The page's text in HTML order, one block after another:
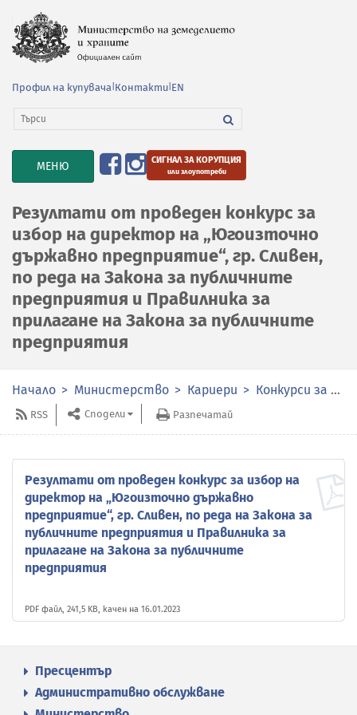
Профил на купувача Контакти EN
TOGGLE
NAVIGATION
МЕНЮ СИГНАЛ ЗА КОРУПЦИЯ
или злоупотреби
Резултати от проведен конкурс за
избор на директор на „Югоизточно
държавно предприятие“, гр. Сливен,
по реда на Закона за публичните
предприятия и Правилника за
прилагане на Закона за публичните
предприятия
Начало Министерство Кариери Конкурси за избор на членове на органите за управление и контрол в публичните предприятия
RSS Сподели Разпечатай
Резултати от проведен конкурс за избор на
директор на „Югоизточно държавно
предприятие“, гр. Сливен, по реда на Закона за
публичните предприятия и Правилника за
прилагане на Закона за публичните
предприятия
PDF файл, 241,5 KB, качен на 16.01.2023
Пресцентър
Административно обслужване